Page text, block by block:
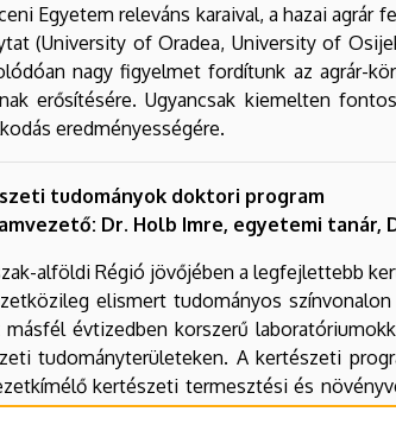
Egyetem releváns karaival, a hazai
(University of Oradea, University of
nagy figyelmet fordítunk az agrár-
erősítésére. Ugyancsak kiemelten
eredményességére.
tudományok doktori program
Dr. Holb Imre, egyetemi tanár,
alföldi Régió jövőjében a legfejlettebb
elismert tudományos
évtizedben korszerű
tudományterületeken. A kertészeti
kertészeti termesztési és
lévő Pallagi Kertészeti Kísérleti